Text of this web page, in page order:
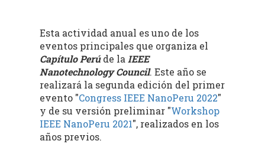
Esta actividad anual es uno de los
eventos principales que organiza el
Capítulo Perúde la IEEE
Nanotechnology Council. Este año se
realizará la segunda edición del primer
evento "Congress IEEE NanoPeru 2022"
y de su versión preliminar "Workshop
IEEE NanoPeru 2021", realizados en los
años previos.